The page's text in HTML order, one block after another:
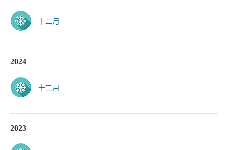
十二月
2024
十二月
2023